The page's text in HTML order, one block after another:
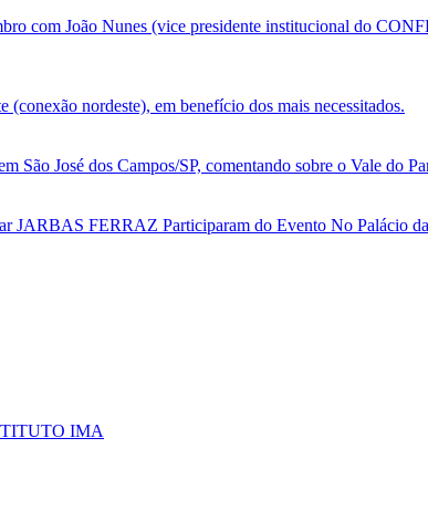
com João Nunes (vice presidente institucional do
nordeste), em benefício dos mais necessitados.
José dos Campos/SP, comentando sobre o Vale do
JARBAS FERRAZ Participaram do Evento No Palácio
IMA